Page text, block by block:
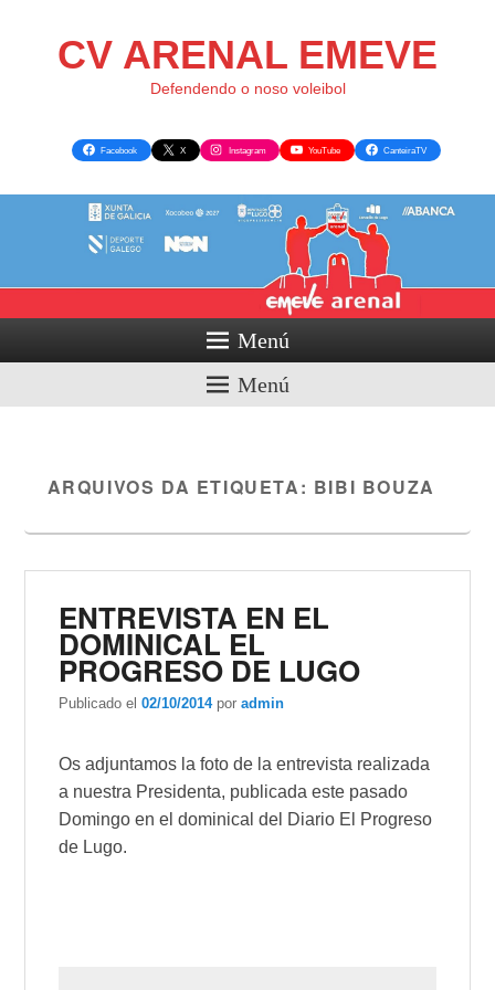
CV ARENAL EMEVE
Defendendo o noso voleibol
Facebook X Instagram YouTube CanteiraTV
Menú
Menú
ARQUIVOS DA ETIQUETA: BIBI BOUZA
ENTREVISTA EN EL
DOMINICAL EL
PROGRESO DE LUGO
Publicado el02/10/2014 poradmin
Os adjuntamos la foto de la entrevista realizada
a nuestra Presidenta, publicada este pasado
Domingo en el dominical del Diario El Progreso
de Lugo.